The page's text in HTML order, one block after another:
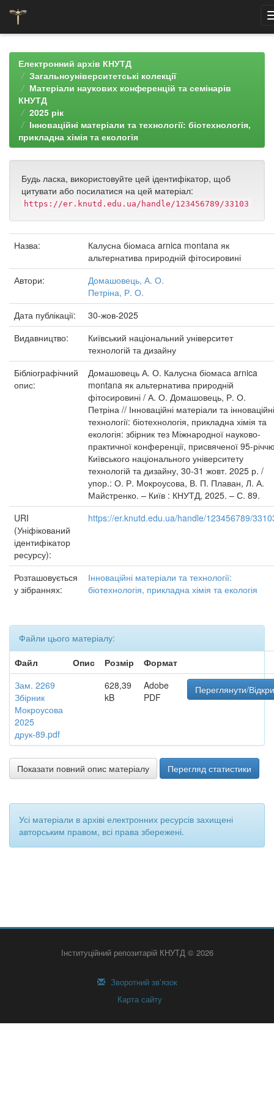
navigationЕлектронний архів КНУТД
Загальноуніверситетські колекції
Матеріали наукових конференцій та семінарів
КНУТД
2025 рік
Інноваційні матеріали та технології: біотехнологія,
прикладна хімія та екологія
Будь ласка, використовуйте цей ідентифікатор, щоб
цитувати або посилатися на цей матеріал:
https://er.knutd.edu.ua/handle/123456789/33103
Назва:
Калусна біомаса arnica montana як
альтернатива природній фітосировині
Автори:
Домашовець, А. О.
Петріна, Р. О.
Дата публікації:
30-жов-2025
Видавництво:
Київський національний університет
технологій та дизайну
Бібліографічний
опис:
Домашовець А. О. Калусна біомаса arnica
montana як альтернатива природній
фітосировині / А. О. Домашовець, Р. О.
Петріна // Інноваційні матеріали та інноваційні
технології: біотехнологія, прикладна хімія та
екологія: збірник тез Міжнародної науково-
практичної конференції, присвяченої 95-
Київського національного університету
технологій та дизайну, 30-31 жовт. 2025 р. /
упор.: О. Р. Мокроусова, В. П. Плаван, Л. А.
Майстренко. – Київ : КНУТД, 2025. – С. 89.
URI
(Уніфікований
ідентифікатор
ресурсу):
https://er.knutd.edu.ua/handle/123456789/
Розташовується
у зібраннях:
Інноваційні матеріали та технології:
біотехнологія, прикладна хімія та екологія
Файли цього матеріалу:
Файл
Опис Розмір
Формат
Зам. 2269
Збірник
Мокроусова
2025
друк-89.pdf
628,39
kB
Adobe
PDF
Переглянути/
Показати повний опис матеріалу Перегляд статистики
Усі матеріали в архіві електронних ресурсів захищені
авторським правом, всі права збережені.
Інституційний репозитарій КНУТД © 2026
Зворотний зв’язок
Карта сайту